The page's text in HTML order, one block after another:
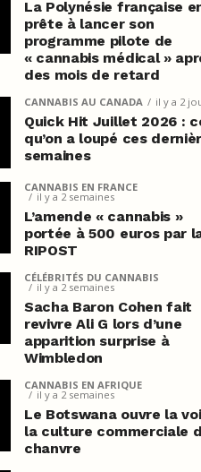
La Polynésie française
prête à lancer son
programme pilote de
« cannabis médical »
des mois de retard
CANNABIS AU CANADA il y a 2
Quick Hit Juillet 2026 :
qu’on a loupé ces
semaines
CANNABIS EN FRANCE
il y a 2 semaines
L’amende « cannabis »
portée à 500 euros par
RIPOST
CÉLÉBRITÉS DU CANNABIS
il y a 2 semaines
Sacha Baron Cohen fait
revivre Ali G lors d’une
apparition surprise à
Wimbledon
CANNABIS EN AFRIQUE
il y a 2 semaines
Le Botswana ouvre la
la culture commerciale
chanvre